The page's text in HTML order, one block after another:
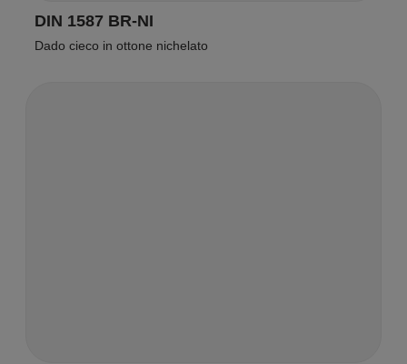
DIN 1587 BR-NI
Dado cieco in ottone nichelato